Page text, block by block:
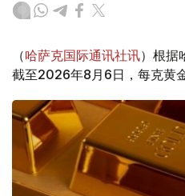
（哈萨克国际通讯社讯）根据
截至2026年8月6日，每克黄